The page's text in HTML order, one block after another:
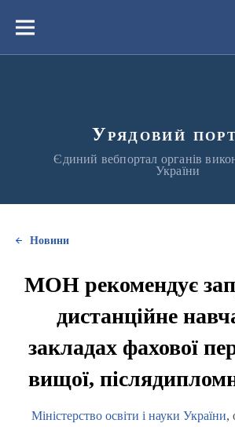
вмістуМеню
Урядовий
Єдиний вебпортал органів
України
Новини
МОН рекомендує
дистанційне
закладах фахової
вищої,
Міністерство освіти і науки України,